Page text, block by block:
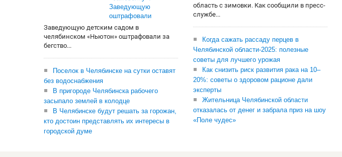
Заведующую
оштрафовали
Заведующую детским садом в
челябинском «Ньютон» оштрафовали за
бегство...
Поселок в Челябинске на сутки оставят
без водоснабжения
В пригороде Челябинска рабочего
засыпало землей в колодце
В Челябинске будут решать за горожан,
кто достоин представлять их интересы в
городской думе
область с зимовки. Как сообщили в пресс-
службе...
Когда сажать рассаду перцев в
Челябинской области-2025: полезные
советы для лучшего урожая
Как снизить риск развития рака на 10–
20%: советы о здоровом рационе дали
эксперты
Жительница Челябинской области
отказалась от денег и забрала приз на шоу
«Поле чудес»